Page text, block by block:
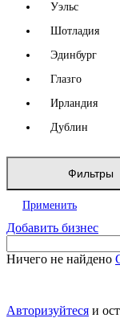
Уэльс
Шотладия
Эдинбург
Глазго
Ирландия
Дублин
Фильтры
Применить
Добавить бизнес
Ничего не найдено
Авторизуйтеся и